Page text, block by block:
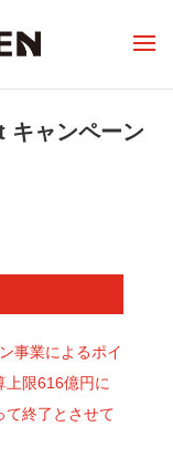
キャンペーン
事業によるポイ
上限616億円に
て終了とさせて